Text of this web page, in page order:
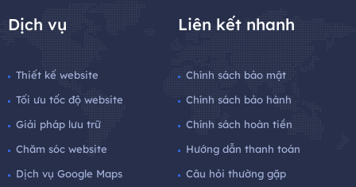
Dịch vụ
Thiết kế website
Tối ưu tốc độ website
Giải pháp lưu trữ
Chăm sóc website
Dịch vụ Google Maps
Liên kết nhanh
Chính sách bảo mật
Chính sách bảo hành
Chính sách hoàn tiền
Hướng dẫn thanh toán
Câu hỏi thường gặp